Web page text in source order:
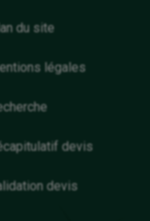
du site
légales
devis
devis